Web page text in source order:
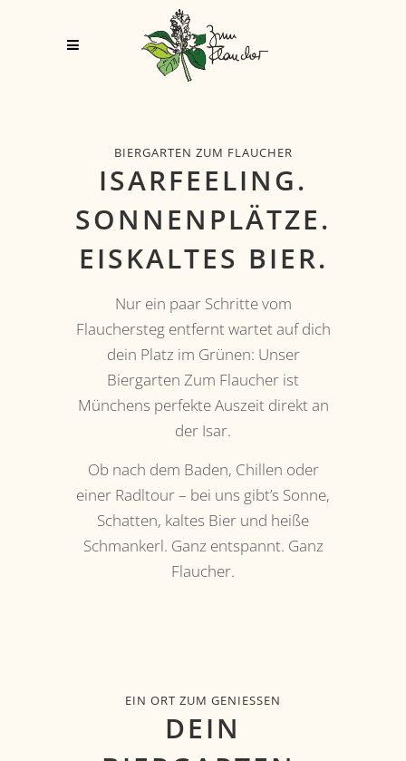
BIERGARTEN ZUM FLAUCHER
ISARFEELING.
SONNENPLÄTZE.
EISKALTES BIER.
Nur ein paar Schritte vom
Flauchersteg entfernt wartet auf dich
dein Platz im Grünen: Unser
Biergarten Zum Flaucher ist
Münchens perfekte Auszeit direkt an
der Isar.
Ob nach dem Baden, Chillen oder
einer Radltour – bei uns gibt’s Sonne,
Schatten, kaltes Bier und heiße
Schmankerl. Ganz entspannt. Ganz
Flaucher.
EIN ORT ZUM GENIESSEN
DEIN